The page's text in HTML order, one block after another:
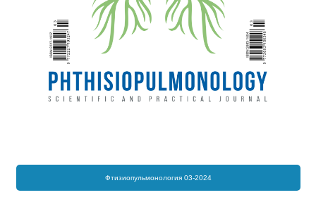
Фтизиопульмонология 03-2024